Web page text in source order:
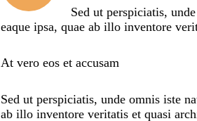
Sed ut perspiciatis,
eaque ipsa, quae ab illo inventore
At vero eos et accusam
Sed ut perspiciatis, unde omnis iste
ab illo inventore veritatis et quasi